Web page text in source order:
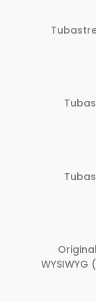
WYSIWYG